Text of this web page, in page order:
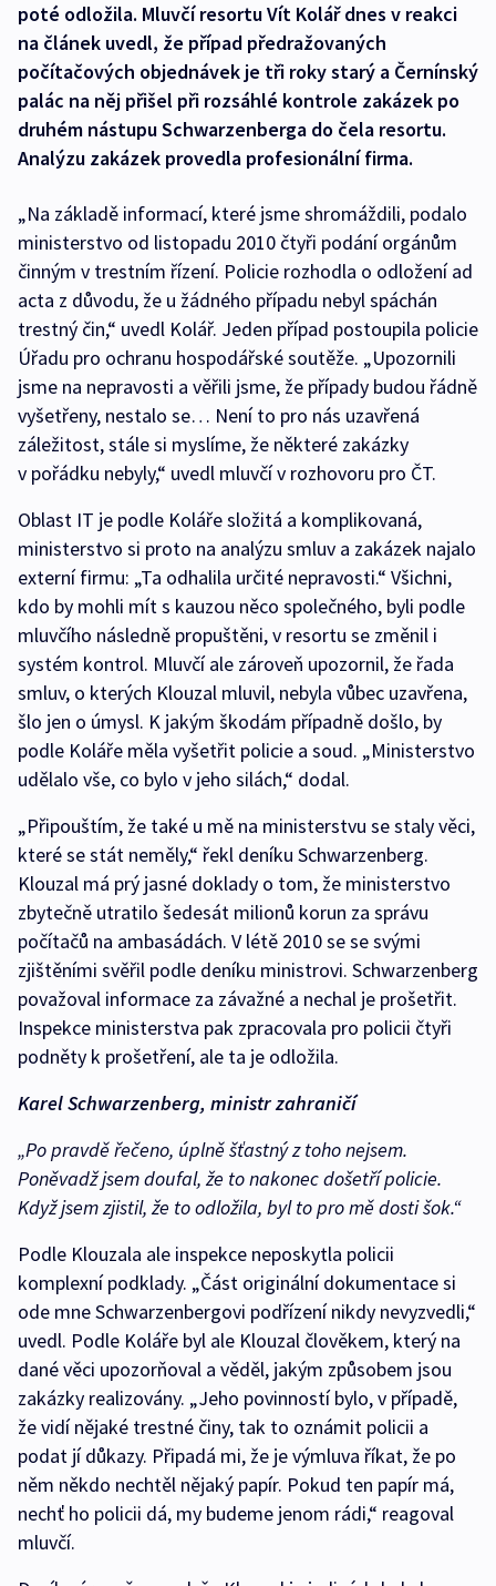
poté odložila. Mluvčí resortu Vít Kolář dnes v reakci
na článek uvedl, že případ předražovaných
počítačových objednávek je tři roky starý a Černínský
palác na něj přišel při rozsáhlé kontrole zakázek po
druhém nástupu Schwarzenberga do čela resortu.
Analýzu zakázek provedla profesionální firma.
„Na základě informací, které jsme shromáždili, podalo
ministerstvo od listopadu 2010 čtyři podání orgánům
činným v trestním řízení. Policie rozhodla o odložení ad
acta z důvodu, že u žádného případu nebyl spáchán
trestný čin,“ uvedl Kolář. Jeden případ postoupila policie
Úřadu pro ochranu hospodářské soutěže. „Upozornili
jsme na nepravosti a věřili jsme, že případy budou řádně
vyšetřeny, nestalo se… Není to pro nás uzavřená
záležitost, stále si myslíme, že některé zakázky
v pořádku nebyly,“ uvedl mluvčí v rozhovoru pro ČT.
Oblast IT je podle Koláře složitá a komplikovaná,
ministerstvo si proto na analýzu smluv a zakázek najalo
externí firmu: „Ta odhalila určité nepravosti.“ Všichni,
kdo by mohli mít s kauzou něco společného, byli podle
mluvčího následně propuštěni, v resortu se změnil i
systém kontrol. Mluvčí ale zároveň upozornil, že řada
smluv, o kterých Klouzal mluvil, nebyla vůbec uzavřena,
šlo jen o úmysl. K jakým škodám případně došlo, by
podle Koláře měla vyšetřit policie a soud. „Ministerstvo
udělalo vše, co bylo v jeho silách,“ dodal.
„Připouštím, že také u mě na ministerstvu se staly věci,
které se stát neměly,“ řekl deníku Schwarzenberg.
Klouzal má prý jasné doklady o tom, že ministerstvo
zbytečně utratilo šedesát milionů korun za správu
počítačů na ambasádách. V létě 2010 se se svými
zjištěními svěřil podle deníku ministrovi. Schwarzenberg
považoval informace za závažné a nechal je prošetřit.
Inspekce ministerstva pak zpracovala pro policii čtyři
podněty k prošetření, ale ta je odložila.
Karel Schwarzenberg, ministr zahraničí
„Po pravdě řečeno, úplně šťastný z toho nejsem.
Poněvadž jsem doufal, že to nakonec došetří policie.
Když jsem zjistil, že to odložila, byl to pro mě dosti šok.“
Podle Klouzala ale inspekce neposkytla policii
komplexní podklady. „Část originální dokumentace si
ode mne Schwarzenbergovi podřízení nikdy nevyzvedli,“
uvedl. Podle Koláře byl ale Klouzal člověkem, který na
dané věci upozorňoval a věděl, jakým způsobem jsou
zakázky realizovány. „Jeho povinností bylo, v případě,
že vidí nějaké trestné činy, tak to oznámit policii a
podat jí důkazy. Připadá mi, že je výmluva říkat, že po
něm někdo nechtěl nějaký papír. Pokud ten papír má,
nechť ho policii dá, my budeme jenom rádi,“ reagoval
mluvčí.